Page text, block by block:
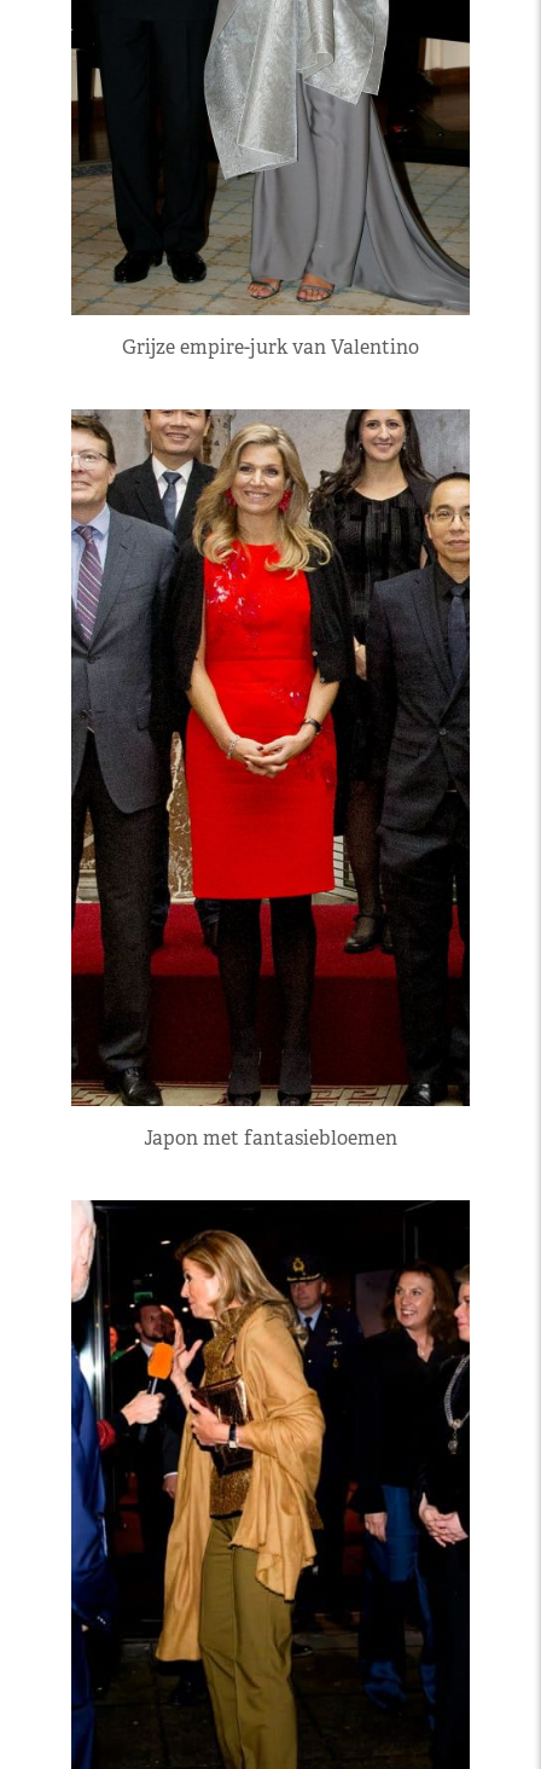
Grijze empire-jurk van Valentino
Japon met fantasiebloemen